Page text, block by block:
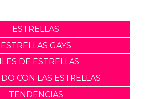
ESTRELLAS
ESTRELLAS GAYS
DE ESTRELLAS
CON LAS ESTRELLAS
TENDENCIAS